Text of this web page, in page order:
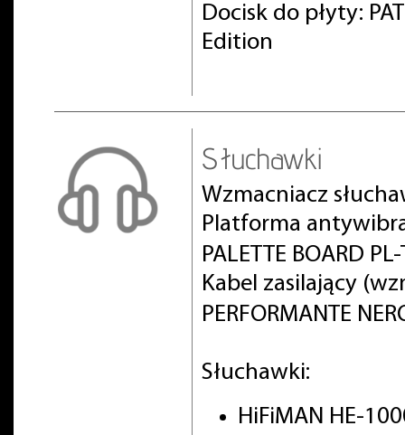
Docisk do płyty:
Edition
Słuchawki
Wzmacniacz
Platforma
PALETTE BOARD
Kabel zasilający
PERFORMANTE
Słuchawki:
HiFiMAN HE-